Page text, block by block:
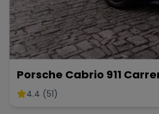
Bentley Rolls Royce
Bugatti Lotus
Porsche Cabrio 911
mieten
4.4 (51)